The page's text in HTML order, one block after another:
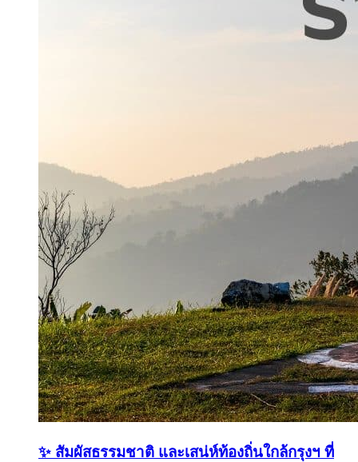
✨ สัมผัสธรรมชาติ และเสน่ห์ท้องถิ่นใกล้กรุงฯ ที่